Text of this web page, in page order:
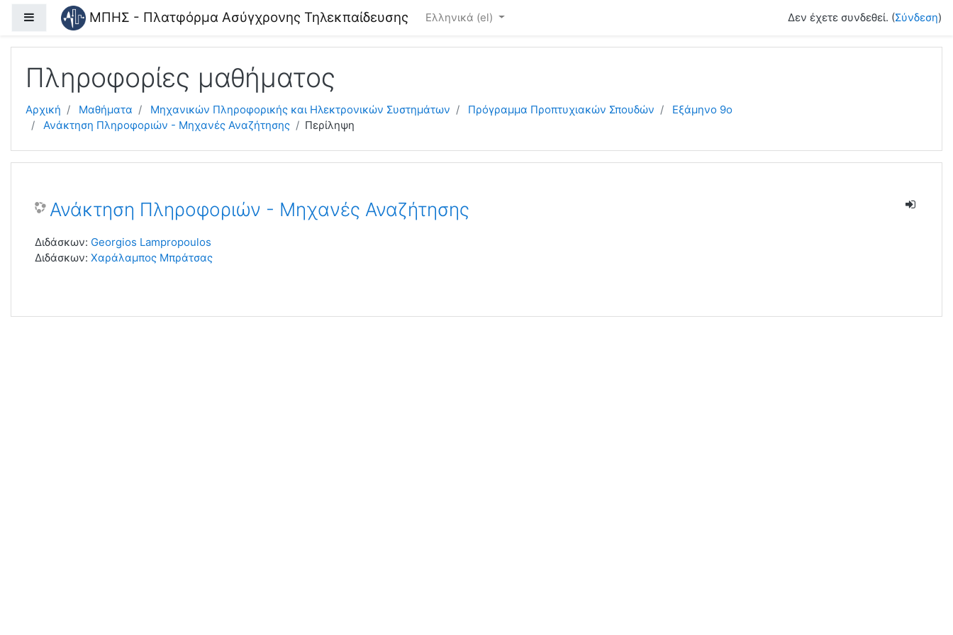
Μετάβαση στο κεντρικό περιεχόμενο
Πλευρικός πίνακαςΜΠΗΣ - Πλατφόρμα Ασύγχρονης Τηλεκπαίδευσης Ελληνικά ‎(el)‎ Δεν έχετε συνδεθεί. (Σύνδεση)
Πληροφορίες μαθήματος
Αρχική Μαθήματα Μηχανικών Πληροφορικής και Ηλεκτρονικών Συστημάτων Πρόγραμμα Προπτυχιακών Σπουδών
Εξάμηνο 9ο
Ανάκτηση Πληροφοριών - Μηχανές Αναζήτησης
Περίληψη
Ανάκτηση Πληροφοριών - Μηχανές Αναζήτησης
Διδάσκων: Georgios Lampropoulos
Διδάσκων: Χαράλαμπος Μπράτσας